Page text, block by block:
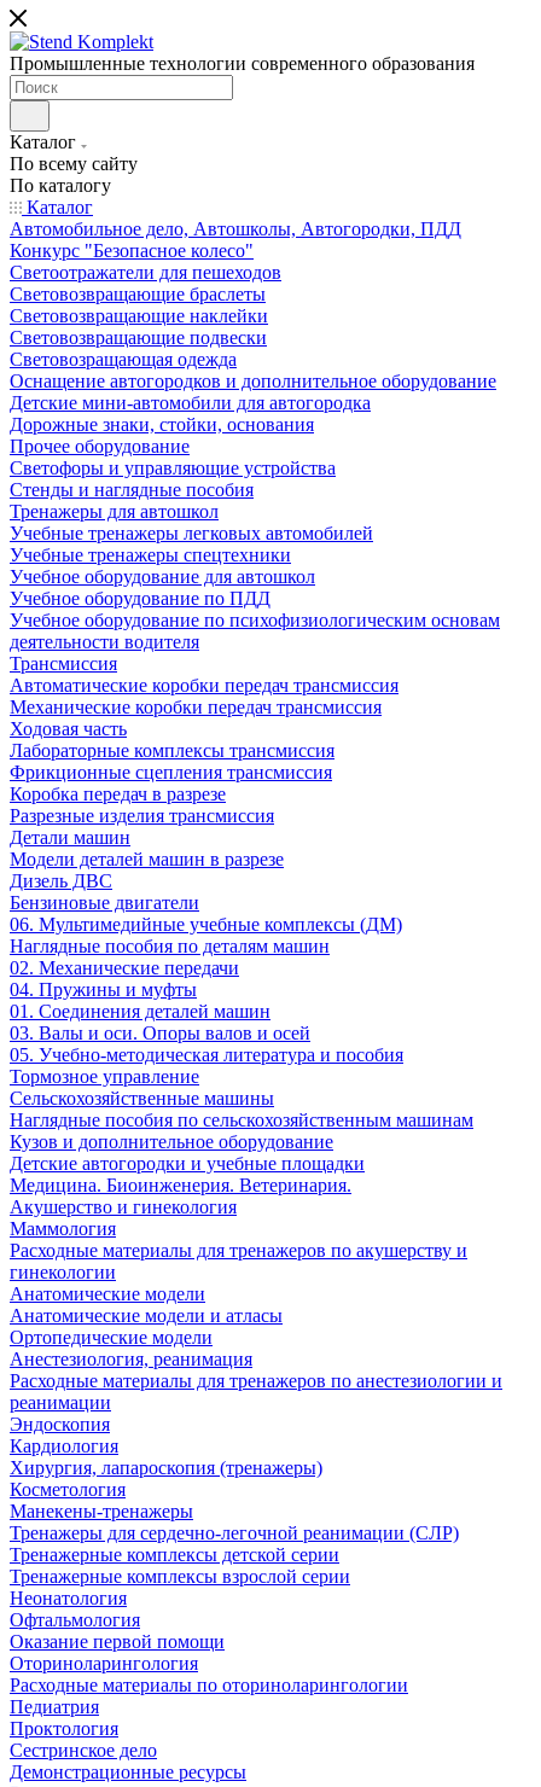
Промышленные технологии современного образования
Каталог
По всему сайту
По каталогу
Каталог
Автомобильное дело, Автошколы, Автогородки, ПДД
Конкурс "Безопасное колесо"
Светоотражатели для пешеходов
Световозвращающие браслеты
Световозвращающие наклейки
Световозвращающие подвески
Световозращающая одежда
Оснащение автогородков и дополнительное оборудование
Детские мини-автомобили для автогородка
Дорожные знаки, стойки, основания
Прочее оборудование
Светофоры и управляющие устройства
Стенды и наглядные пособия
Тренажеры для автошкол
Учебные тренажеры легковых автомобилей
Учебные тренажеры спецтехники
Учебное оборудование для автошкол
Учебное оборудование по ПДД
Учебное оборудование по психофизиологическим основам
деятельности водителя
Трансмиссия
Автоматические коробки передач трансмиссия
Механические коробки передач трансмиссия
Ходовая часть
Лабораторные комплексы трансмиссия
Фрикционные сцепления трансмиссия
Коробка передач в разрезе
Разрезные изделия трансмиссия
Детали машин
Модели деталей машин в разрезе
Дизель ДВС
Бензиновые двигатели
06. Мультимедийные учебные комплексы (ДМ)
Наглядные пособия по деталям машин
02. Механические передачи
04. Пружины и муфты
01. Соединения деталей машин
03. Валы и оси. Опоры валов и осей
05. Учебно-методическая литература и пособия
Тормозное управление
Сельскохозяйственные машины
Наглядные пособия по сельскохозяйственным машинам
Кузов и дополнительное оборудование
Детские автогородки и учебные площадки
Медицина. Биоинженерия. Ветеринария.
Акушерство и гинекология
Маммология
Расходные материалы для тренажеров по акушерству и
гинекологии
Анатомические модели
Анатомические модели и атласы
Ортопедические модели
Анестезиология, реанимация
Расходные материалы для тренажеров по анестезиологии и
реанимации
Эндоскопия
Кардиология
Хирургия, лапароскопия (тренажеры)
Косметология
Манекены-тренажеры
Тренажеры для сердечно-легочной реанимации (СЛР)
Тренажерные комплексы детской серии
Тренажерные комплексы взрослой серии
Неонатология
Офтальмология
Оказание первой помощи
Оториноларингология
Расходные материалы по оториноларингологии
Педиатрия
Проктология
Сестринское дело
Демонстрационные ресурсы